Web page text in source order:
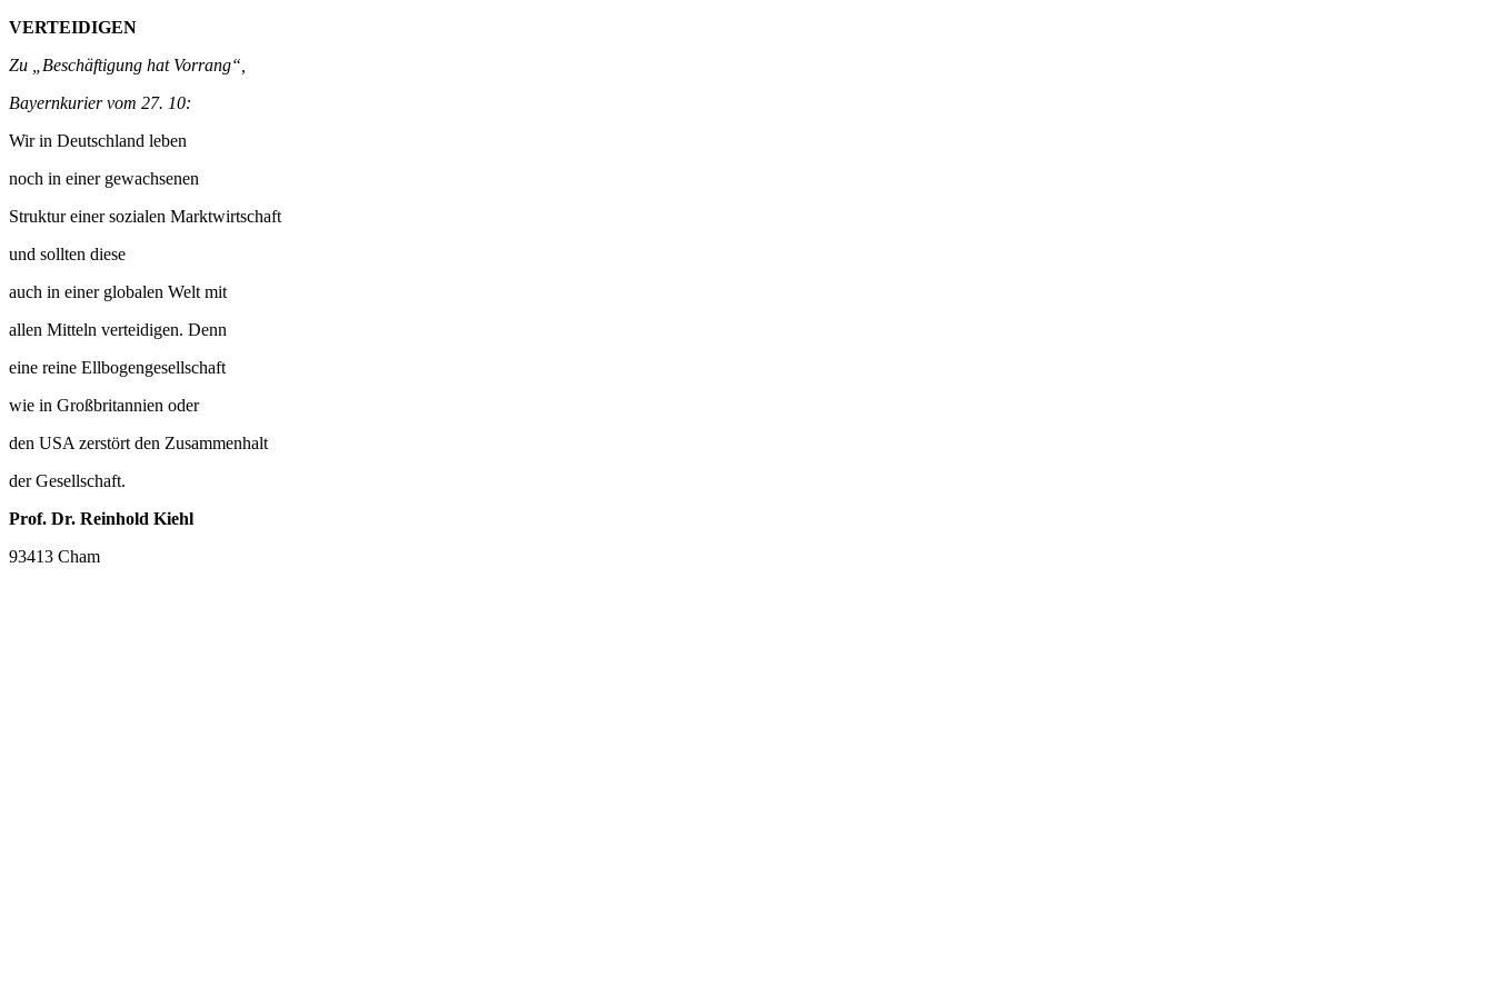
VERTEIDIGEN
Zu „Beschäftigung hat Vorrang“,
Bayernkurier vom 27. 10:
Wir in Deutschland leben
noch in einer gewachsenen
Struktur einer sozialen Marktwirtschaft
und sollten diese
auch in einer globalen Welt mit
allen Mitteln verteidigen. Denn
eine reine Ellbogengesellschaft
wie in Großbritannien oder
den USA zerstört den Zusammenhalt
der Gesellschaft.
Prof. Dr. Reinhold Kiehl
93413 Cham